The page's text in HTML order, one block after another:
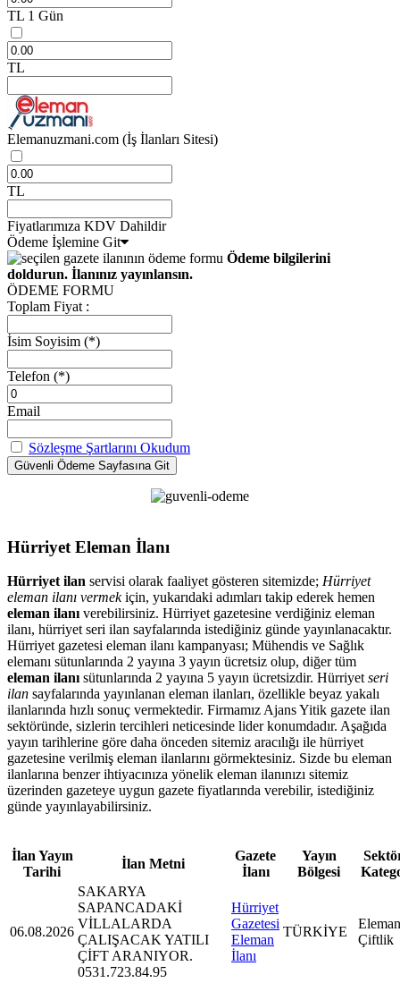
TL 1 Gün
TL
Elemanuzmani.com (İş İlanları Sitesi)
TL
Fiyatlarımıza KDV Dahildir
Ödeme İşlemine Git
Ödeme bilgilerini
doldurun. İlanınız yayınlansın.
ÖDEME FORMU
Toplam Fiyat :
İsim Soyisim (*)
Telefon (*)
Email
Sözleşme Şartlarını Okudum
Hürriyet Eleman İlanı
Hürriyet ilan servisi olarak faaliyet gösteren sitemizde; Hürriyet
eleman ilanı vermekiçin, yukarıdaki adımları takip ederek hemen
eleman ilanı verebilirsiniz. Hürriyet gazetesine verdiğiniz eleman
ilanı, hürriyet seri ilan sayfalarında istediğiniz günde yayınlanacaktır.
Hürriyet gazetesi eleman ilanı kampanyası; Mühendis ve Sağlık
elemanı sütunlarında 2 yayına 3 yayın ücretsiz olup, diğer tüm
eleman ilanı sütunlarında 2 yayına 5 yayın ücretsizdir. Hürriyet seri
ilan sayfalarında yayınlanan eleman ilanları, özellikle beyaz yakalı
ilanlarında hızlı sonuç vermektedir. Firmamız Ajans Yitik gazete ilan
sektöründe, sizlerin tercihleri neticesinde lider konumdadır. Aşağıda
yayın tarihlerine göre daha önceden sitemiz aracılığı ile hürriyet
gazetesine verilmiş eleman ilanlarını görmektesiniz. Sizde bu eleman
ilanlarına benzer ihtiyacınıza yönelik eleman ilanınızı sitemiz
üzerinden gazeteye uygun gazete fiyatlarında verebilir, istediğiniz
günde yayınlayabilirsiniz.
İlan Yayın
Tarihi
İlan Metni
Gazete
İlanı
Yayın
Bölgesi
06.08.2026
SAKARYA
SAPANCADAKİ
VİLLALARDA
ÇALIŞACAK YATILI
ÇİFT ARANIYOR.
0531.723.84.95
Hürriyet
Gazetesi
Eleman
İlanı
TÜRKİYE
Çiftlik